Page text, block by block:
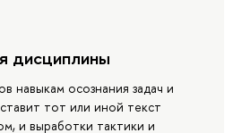
дисциплины
навыкам осознания задач и
тот или иной текст
и выработки тактики и